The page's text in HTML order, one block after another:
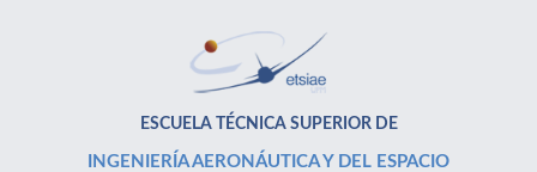
ESCUELA TÉCNICA SUPERIOR DE
INGENIERÍA AERONÁUTICA Y DEL ESPACIO